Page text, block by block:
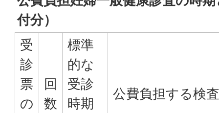
付分）
受
診
票
の
回
数
標準
的な
受診
時期
公費負担する検